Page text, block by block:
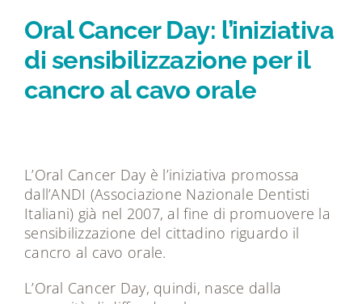
Dicono di noi
Contatti
Oral Cancer Day: l’iniziativa
di sensibilizzazione per il
cancro al cavo orale
L’Oral Cancer Day è l’iniziativa promossa
dall’ANDI (Associazione Nazionale Dentisti
Italiani) già nel 2007, al fine di promuovere la
sensibilizzazione del cittadino riguardo il
cancro al cavo orale.
L’Oral Cancer Day, quindi, nasce dalla